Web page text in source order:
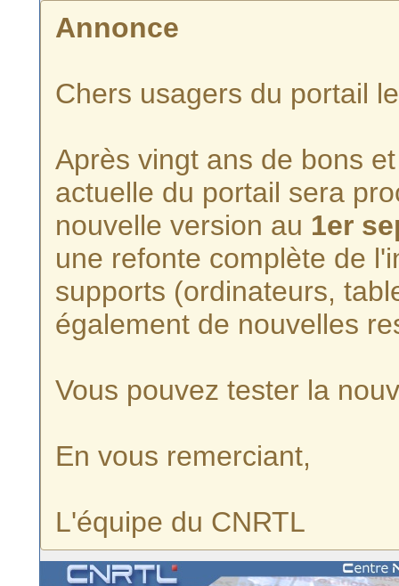
Annonce
Chers usagers du portail
Après vingt ans de bons
actuelle du portail sera
nouvelle version au 1er
une refonte complète de
supports (ordinateurs,
également de nouvelles
Vous pouvez tester la
En vous remerciant,
L'équipe du CNRTL